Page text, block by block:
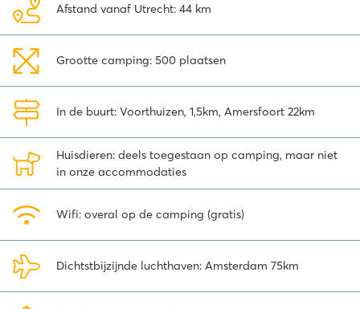
Vlakbij de uitgestrekte Veluwse bossen
Vanaf de camping sta je binnen een paar minuten middenin de
natuur. Kijk je ogen uit in de veelzijdige Veluwe, één van de mooiste
gebieden vanNederland. Wil je gezellig een dagje eropuit?
Amersfoort ligt vlakbij. Struin door de gezellige winkelstraten en
strijk neer op één van de vele terrasjes. Ben je met kinderen dan is
een bezoekje aan het pretpark Julianatoren, dierentuin de
Apenheul of dierenpark Amersfoort aan te raden. Voor een
heerlijke vakantie op de Veluwe boek je een vakantie via Roan
naar vakantiepark Ackersate.
Afstand vanaf Utrecht: 44 km
Grootte camping: 500 plaatsen
In de buurt: Voorthuizen, 1,5km, Amersfoort 22km
Huisdieren: deels toegestaan op camping, maar niet
in onze accommodaties
Wifi: overal op de camping (gratis)
Dichtstbijzijnde luchthaven: Amsterdam 75km